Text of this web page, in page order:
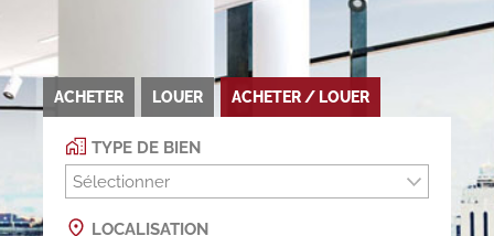
ACHETER LOUER ACHETER / LOUER
TYPE DE BIEN
Sélectionner
LOCALISATION